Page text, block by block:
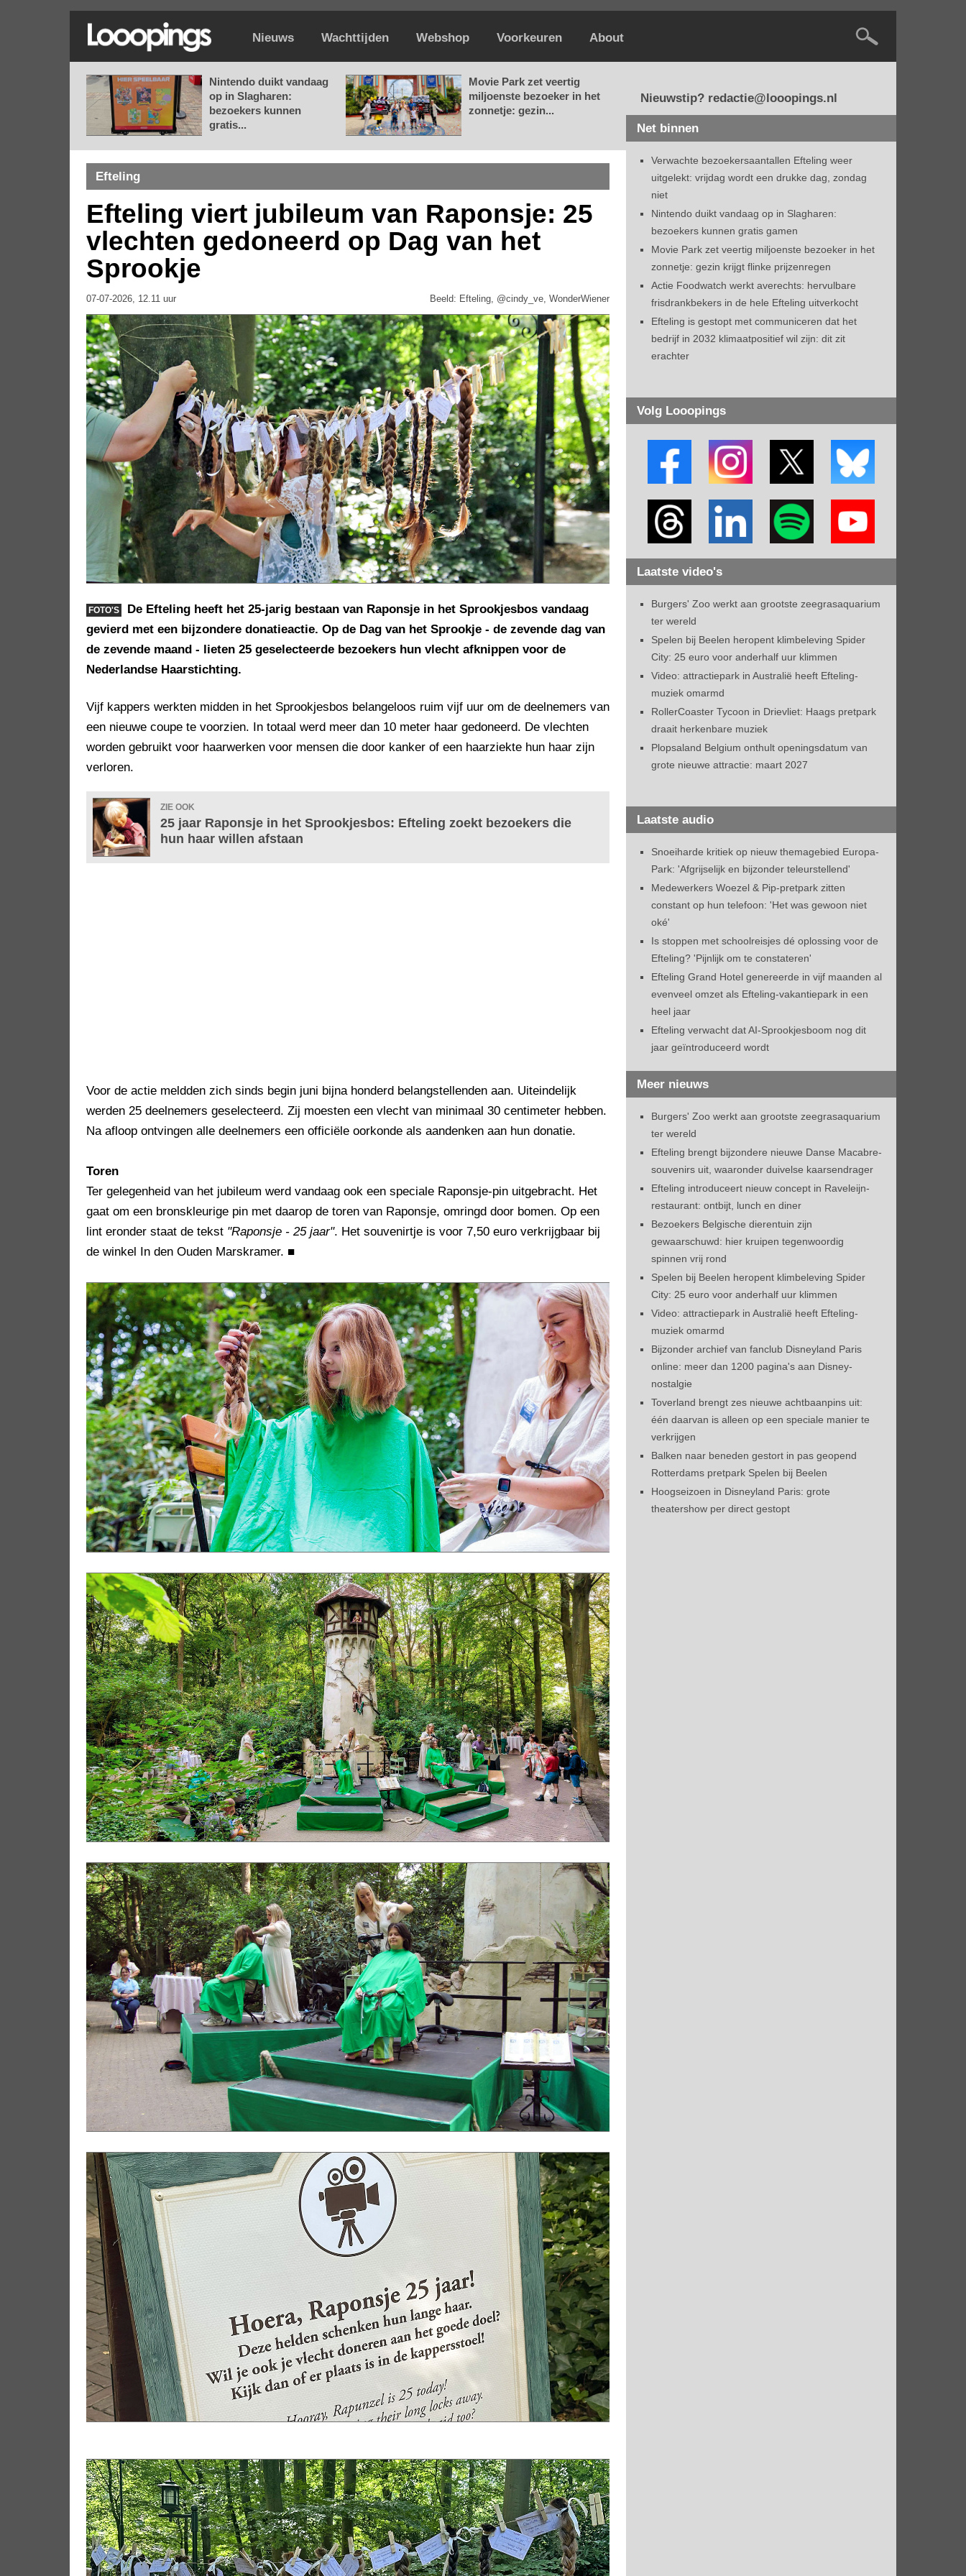
Nieuws Wachttijden Webshop Voorkeuren About
Nintendo duikt vandaag
op in Slagharen:
bezoekers kunnen
gratis...
Movie Park zet veertig
miljoenste bezoeker in het
zonnetje: gezin...
Efteling
Efteling viert jubileum van Raponsje: 25
vlechten gedoneerd op Dag van het
Sprookje
07-07-2026, 12.11 uur Beeld: Efteling, @cindy_ve, WonderWiener
FOTO'S
De Efteling heeft het 25-jarig bestaan van Raponsje in het Sprookjesbos vandaag
gevierd met een bijzondere donatieactie. Op de Dag van het Sprookje - de zevende dag van
de zevende maand - lieten 25 geselecteerde bezoekers hun vlecht afknippen voor de
Nederlandse Haarstichting.
Vijf kappers werkten midden in het Sprookjesbos belangeloos ruim vijf uur om de deelnemers van
een nieuwe coupe te voorzien. In totaal werd meer dan 10 meter haar gedoneerd. De vlechten
worden gebruikt voor haarwerken voor mensen die door kanker of een haarziekte hun haar zijn
verloren.
ZIE OOK
25 jaar Raponsje in het Sprookjesbos: Efteling zoekt bezoekers die
hun haar willen afstaan
Voor de actie meldden zich sinds begin juni bijna honderd belangstellenden aan. Uiteindelijk
werden 25 deelnemers geselecteerd. Zij moesten een vlecht van minimaal 30 centimeter hebben.
Na afloop ontvingen alle deelnemers een officiële oorkonde als aandenken aan hun donatie.
Toren
Ter gelegenheid van het jubileum werd vandaag ook een speciale Raponsje-pin uitgebracht. Het
gaat om een bronskleurige pin met daarop de toren van Raponsje, omringd door bomen. Op een
lint eronder staat de tekst "Raponsje - 25 jaar". Het souvenirtje is voor 7,50 euro verkrijgbaar bij
de winkel In den Ouden Marskramer. ■
Nieuwstip? redactie@looopings.nl
Net binnen
Verwachte bezoekersaantallen Efteling weer
uitgelekt: vrijdag wordt een drukke dag, zondag
niet
Nintendo duikt vandaag op in Slagharen:
bezoekers kunnen gratis gamen
Movie Park zet veertig miljoenste bezoeker in het
zonnetje: gezin krijgt flinke prijzenregen
Actie Foodwatch werkt averechts: hervulbare
frisdrankbekers in de hele Efteling uitverkocht
Efteling is gestopt met communiceren dat het
bedrijf in 2032 klimaatpositief wil zijn: dit zit
erachter
Volg Looopings
Laatste video's
Burgers' Zoo werkt aan grootste zeegrasaquarium
ter wereld
Spelen bij Beelen heropent klimbeleving Spider
City: 25 euro voor anderhalf uur klimmen
Video: attractiepark in Australië heeft Efteling-
muziek omarmd
RollerCoaster Tycoon in Drievliet: Haags pretpark
draait herkenbare muziek
Plopsaland Belgium onthult openingsdatum van
grote nieuwe attractie: maart 2027
Laatste audio
Snoeiharde kritiek op nieuw themagebied Europa-
Park: 'Afgrijselijk en bijzonder teleurstellend'
Medewerkers Woezel & Pip-pretpark zitten
constant op hun telefoon: 'Het was gewoon niet
oké'
Is stoppen met schoolreisjes dé oplossing voor de
Efteling? 'Pijnlijk om te constateren'
Efteling Grand Hotel genereerde in vijf maanden al
evenveel omzet als Efteling-vakantiepark in een
heel jaar
Efteling verwacht dat AI-Sprookjesboom nog dit
jaar geïntroduceerd wordt
Meer nieuws
Burgers' Zoo werkt aan grootste zeegrasaquarium
ter wereld
Efteling brengt bijzondere nieuwe Danse Macabre-
souvenirs uit, waaronder duivelse kaarsendrager
Efteling introduceert nieuw concept in Raveleijn-
restaurant: ontbijt, lunch en diner
Bezoekers Belgische dierentuin zijn
gewaarschuwd: hier kruipen tegenwoordig
spinnen vrij rond
Spelen bij Beelen heropent klimbeleving Spider
City: 25 euro voor anderhalf uur klimmen
Video: attractiepark in Australië heeft Efteling-
muziek omarmd
Bijzonder archief van fanclub Disneyland Paris
online: meer dan 1200 pagina's aan Disney-
nostalgie
Toverland brengt zes nieuwe achtbaanpins uit:
één daarvan is alleen op een speciale manier te
verkrijgen
Balken naar beneden gestort in pas geopend
Rotterdams pretpark Spelen bij Beelen
Hoogseizoen in Disneyland Paris: grote
theatershow per direct gestopt